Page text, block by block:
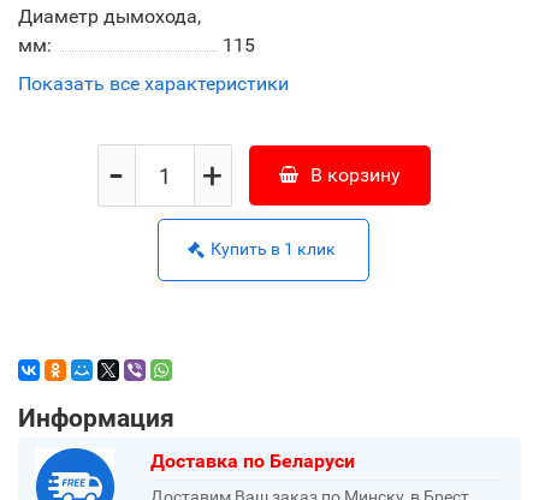
Диаметр дымохода,
мм:
115
Показать все характеристики
+
- В корзину
Купить в 1 клик
Информация
Доставка по Беларуси